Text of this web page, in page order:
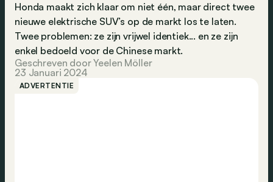
Honda maakt zich klaar om niet één, maar direct twee
nieuwe elektrische SUV’s op de markt los te laten.
Twee problemen: ze zijn vrijwel identiek... en ze zijn
enkel bedoeld voor de Chinese markt.
Geschreven door Yeelen Möller
23 Januari 2024
ADVERTENTIE